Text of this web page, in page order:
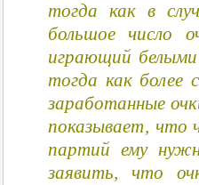
тогда как в
большое число
играющий белыми
тогда как более
заработанные
показывает, что
партий ему
заявить, что